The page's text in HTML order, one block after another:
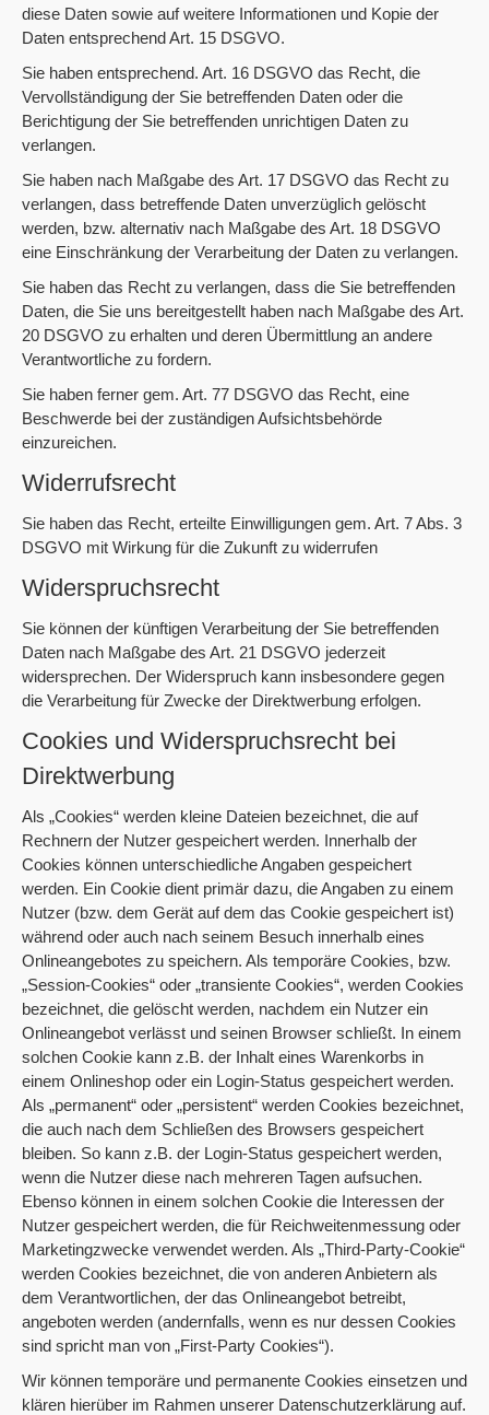
diese Daten sowie auf weitere Informationen und Kopie der
Daten entsprechend Art. 15 DSGVO.
Sie haben entsprechend. Art. 16 DSGVO das Recht, die
Vervollständigung der Sie betreffenden Daten oder die
Berichtigung der Sie betreffenden unrichtigen Daten zu
verlangen.
Sie haben nach Maßgabe des Art. 17 DSGVO das Recht zu
verlangen, dass betreffende Daten unverzüglich gelöscht
werden, bzw. alternativ nach Maßgabe des Art. 18 DSGVO
eine Einschränkung der Verarbeitung der Daten zu verlangen.
Sie haben das Recht zu verlangen, dass die Sie betreffenden
Daten, die Sie uns bereitgestellt haben nach Maßgabe des Art.
20 DSGVO zu erhalten und deren Übermittlung an andere
Verantwortliche zu fordern.
Sie haben ferner gem. Art. 77 DSGVO das Recht, eine
Beschwerde bei der zuständigen Aufsichtsbehörde
einzureichen.
Widerrufsrecht
Sie haben das Recht, erteilte Einwilligungen gem. Art. 7 Abs. 3
DSGVO mit Wirkung für die Zukunft zu widerrufen
Widerspruchsrecht
Sie können der künftigen Verarbeitung der Sie betreffenden
Daten nach Maßgabe des Art. 21 DSGVO jederzeit
widersprechen. Der Widerspruch kann insbesondere gegen
die Verarbeitung für Zwecke der Direktwerbung erfolgen.
Cookies und Widerspruchsrecht bei
Direktwerbung
Als „Cookies“ werden kleine Dateien bezeichnet, die auf
Rechnern der Nutzer gespeichert werden. Innerhalb der
Cookies können unterschiedliche Angaben gespeichert
werden. Ein Cookie dient primär dazu, die Angaben zu einem
Nutzer (bzw. dem Gerät auf dem das Cookie gespeichert ist)
während oder auch nach seinem Besuch innerhalb eines
Onlineangebotes zu speichern. Als temporäre Cookies, bzw.
„Session-Cookies“ oder „transiente Cookies“, werden Cookies
bezeichnet, die gelöscht werden, nachdem ein Nutzer ein
Onlineangebot verlässt und seinen Browser schließt. In einem
solchen Cookie kann z.B. der Inhalt eines Warenkorbs in
einem Onlineshop oder ein Login-Status gespeichert werden.
Als „permanent“ oder „persistent“ werden Cookies bezeichnet,
die auch nach dem Schließen des Browsers gespeichert
bleiben. So kann z.B. der Login-Status gespeichert werden,
wenn die Nutzer diese nach mehreren Tagen aufsuchen.
Ebenso können in einem solchen Cookie die Interessen der
Nutzer gespeichert werden, die für Reichweitenmessung oder
Marketingzwecke verwendet werden. Als „Third-Party-Cookie“
werden Cookies bezeichnet, die von anderen Anbietern als
dem Verantwortlichen, der das Onlineangebot betreibt,
angeboten werden (andernfalls, wenn es nur dessen Cookies
sind spricht man von „First-Party Cookies“).
Wir können temporäre und permanente Cookies einsetzen und
klären hierüber im Rahmen unserer Datenschutzerklärung auf.